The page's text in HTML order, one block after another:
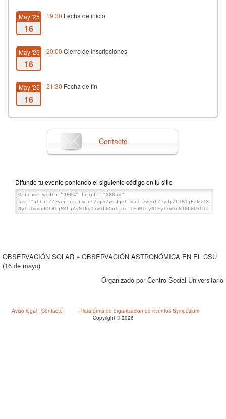
May '25
16
19:30 Fecha de inicio
May '25
16
20:00 Cierre de inscripciones
May '25
16
21:30 Fecha de fin
Contacto
Difunde tu evento poniendo el siguiente código en tu sitio
OBSERVACIÓN SOLAR + OBSERVACIÓN ASTRONÓMICA EN EL CSU
(16 de mayo)
Organizado por Centro Social Universitario
Aviso legal | Contacto
Plataforma de organización de eventos Symposium
Copyright © 2026